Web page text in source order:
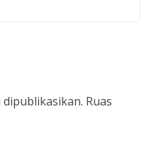
dipublikasikan. Ruas